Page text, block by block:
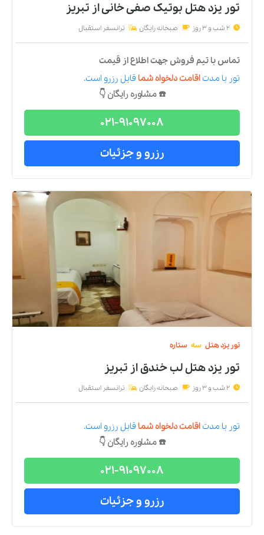
تور یزد هتل بوتیک صفی خانیاز تبریز
2 شب و 3 روز صبحانه رایگان ترانسفر استقبال
تماس با تیم فروش جهت اطلاع از قیمت
تور با مدتاقامت دلخواه شما قابل رزرو است.
☎️ مشاوره رایگان 👇
021-91097008
رزرو و جزئیات
تور یزدهتل سه ستاره
تور یزد هتل لب خندقاز تبریز
2 شب و 3 روز صبحانه رایگان ترانسفر استقبال
تور با مدتاقامت دلخواه شما قابل رزرو است.
☎️ مشاوره رایگان 👇
021-91097008
رزرو و جزئیات